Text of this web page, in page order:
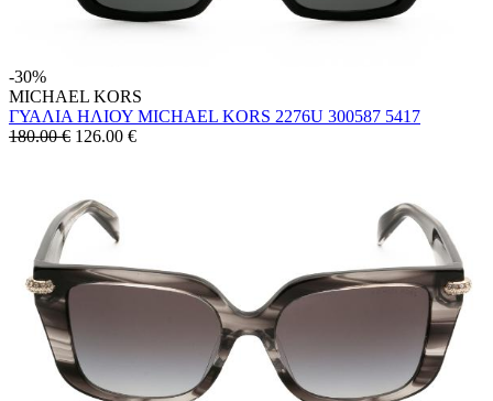
-30%
MICHAEL KORS
ΓΥΑΛΙΑ ΗΛΙΟΥ MICHAEL KORS 2276U 300587 5417
180.00 € 126.00 €